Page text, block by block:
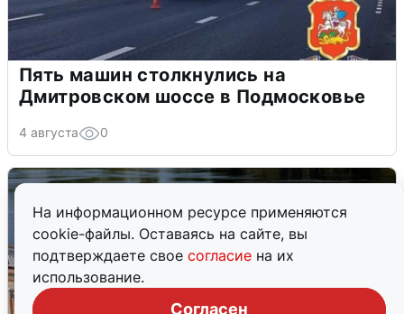
На информационном ресурсе применяются
cookie-файлы. Оставаясь на сайте, вы
подтверждаете свое согласие на их
использование.
Согласен
Пять машин столкнулись на
Дмитровском шоссе в Подмосковье
4 августа 0